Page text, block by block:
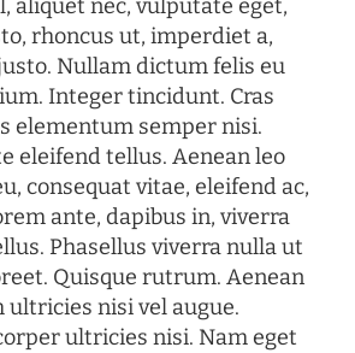
aliquet nec, vulputate eget,
rhoncus ut, imperdiet a,
Nullam dictum felis eu
Integer tincidunt. Cras
elementum semper nisi.
eleifend tellus. Aenean leo
consequat vitae, eleifend ac,
ante, dapibus in, viverra
Phasellus viverra nulla ut
Quisque rutrum. Aenean
nisi vel augue.
ultricies nisi. Nam eget